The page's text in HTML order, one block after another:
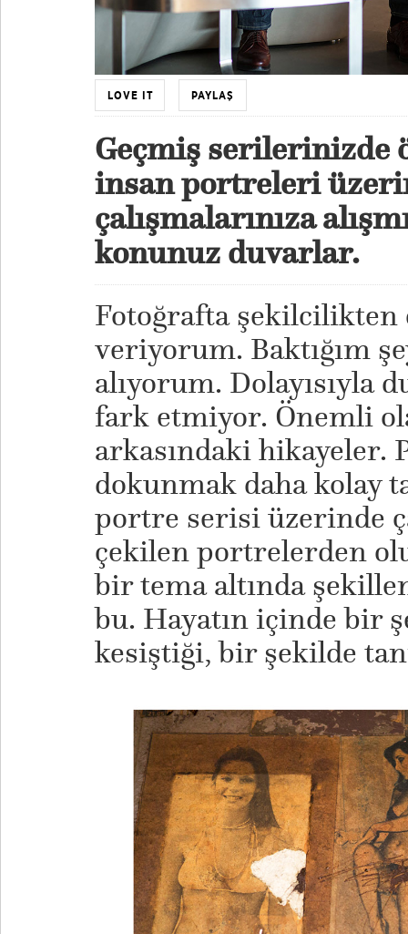
LOVE IT PAYLAŞ
Geçmiş serilerinizde
insan portreleri
çalışmalarınıza
konunuz duvarlar.
Fotoğrafta şekilcilikten
veriyorum. Baktığım
alıyorum. Dolayısıyla
fark etmiyor. Önemli
arkasındaki hikayeler.
dokunmak daha kolay
portre serisi üzerinde
çekilen portrelerden
bir tema altında
bu. Hayatın içinde bir
kesiştiği, bir şekilde